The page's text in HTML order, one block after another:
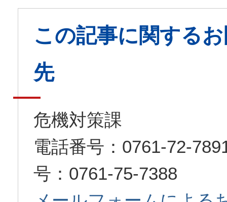
この記事に関する
先
危機対策課
電話番号：0761-72-
号：0761-75-7388